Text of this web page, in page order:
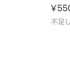
不足